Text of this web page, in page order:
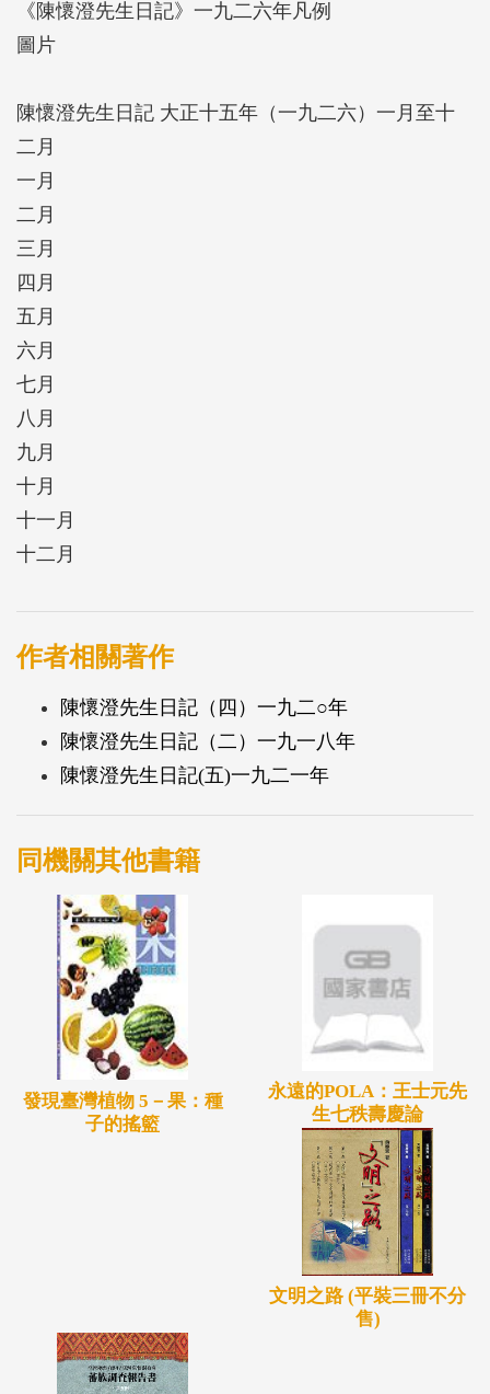
1917、1923、1929三年的日記，而1924、1931年各有
上、下日記兩本，1932年者則僅記載到7月8日為止。
足珍貴，而日記中廣泛的生活嗜好與交遊娛樂，是正
經八百的官方資料、表面史料下所無法看到的記主面
相，更難得一見。
《陳懷澄先生日記》一九二六年凡例
圖片
陳懷澄先生日記 大正十五年（一九二六）一月至十
二月
一月
二月
三月
四月
五月
六月
七月
八月
九月
十月
十一月
十二月
作者相關著作
陳懷澄先生日記（四）一九二○年
陳懷澄先生日記（二）一九一八年
陳懷澄先生日記(五)一九二一年
同機關其他書籍
發現臺灣植物 5－果：種
子的搖籃
永遠的POLA：王士元先
生七秩壽慶論
文明之路 (平裝三冊不分
售)